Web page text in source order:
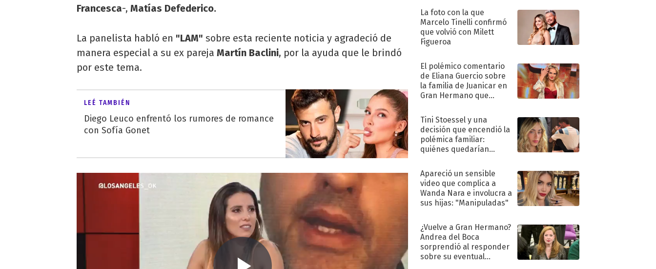
Francesca-, Matías Defederico.
La panelista habló en "LAM" sobre esta reciente noticia y agradeció de
manera especial a su ex pareja Martín Baclini, por la ayuda que le brindó
por este tema.
LEÉ TAMBIÉN
Diego Leuco enfrentó los rumores de romance
con Sofía Gonet
La foto con la que
Marcelo Tinelli confirmó
que volvió con Milett
Figueroa
El polémico comentario
de Eliana Guercio sobre
la familia de Juanicar en
Gran Hermano que
Tini Stoessel y una
decisión que encendió la
polémica familiar:
quiénes quedarían
Apareció un sensible
video que complica a
Wanda Nara e involucra a
sus hijas: "Manipuladas"
¿Vuelve a Gran Hermano?
Andrea del Boca
sorprendió al responder
sobre su eventual